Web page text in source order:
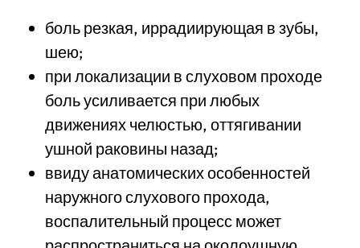
боль резкая, иррадиирующая в зубы,
шею;
при локализации в слуховом проходе
боль усиливается при любых
движениях челюстью, оттягивании
ушной раковины назад;
ввиду анатомических особенностей
наружного слухового прохода,
воспалительный процесс может